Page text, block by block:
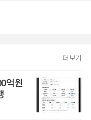
더보기
억원